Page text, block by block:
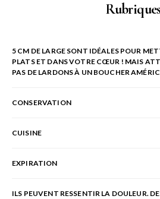
Rubriques
5 CM DE LARGE SONT IDÉALES POUR
PLATS ET DANS VOTRE CŒUR ! MAIS
PAS DE LARDONS À UN BOUCHER
CONSERVATION
CUISINE
EXPIRATION
ILS PEUVENT RESSENTIR LA DOULEUR.